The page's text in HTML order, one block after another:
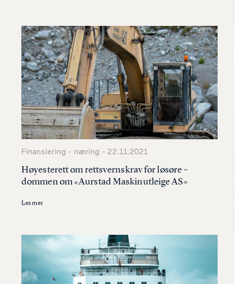
Finansiering - næring - 22.11.2021
Høyesterett om rettsvernskrav for løsøre –
dommen om «Aurstad Maskinutleige AS»
Les mer